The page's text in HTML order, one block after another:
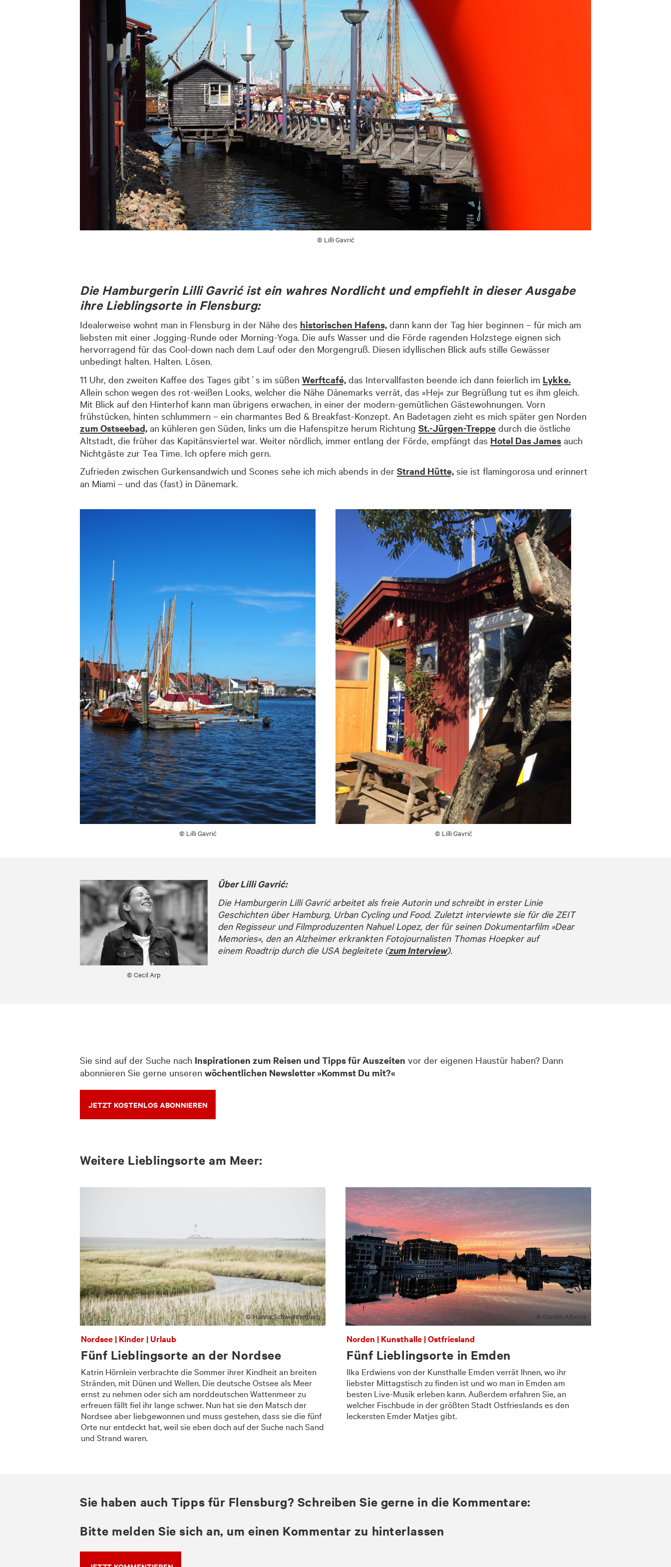
© Lilli Gavrić
Die Hamburgerin Lilli Gavrić ist ein wahres Nordlicht und empfiehlt in dieser Ausgabe
ihre Lieblingsorte in Flensburg:
Idealerweise wohnt man in Flensburg in der Nähe des historischen Hafens, dann kann der Tag hier beginnen – für mich am
liebsten mit einer Jogging-Runde oder Morning-Yoga. Die aufs Wasser und die Förde ragenden Holzstege eignen sich
hervorragend für das Cool-down nach dem Lauf oder den Morgengruß. Diesen idyllischen Blick aufs stille Gewässer
unbedingt halten. Halten. Lösen.
11 Uhr, den zweiten Kaffee des Tages gibt´s im süßen Werftcafé, das Intervallfasten beende ich dann feierlich im Lykke.
Allein schon wegen des rot-weißen Looks, welcher die Nähe Dänemarks verrät, das »Hej« zur Begrüßung tut es ihm gleich.
Mit Blick auf den Hinterhof kann man übrigens erwachen, in einer der modern-gemütlichen Gästewohnungen. Vorn
frühstücken, hinten schlummern – ein charmantes Bed & Breakfast-Konzept. An Badetagen zieht es mich später gen Norden
zum Ostseebad, an kühleren gen Süden, links um die Hafenspitze herum Richtung St.-Jürgen-Treppe durch die östliche
Altstadt, die früher das Kapitänsviertel war. Weiter nördlich, immer entlang der Förde, empfängt das Hotel Das James auch
Nichtgäste zur Tea Time. Ich opfere mich gern.
Zufrieden zwischen Gurkensandwich und Scones sehe ich mich abends in der Strand Hütte, sie ist flamingorosa und erinnert
an Miami – und das (fast) in Dänemark.
© Lilli Gavrić © Lilli Gavrić
© Cecil Arp
Über Lilli Gavrić:
Die Hamburgerin Lilli Gavrić arbeitet als freie Autorin und schreibt in erster Linie
Geschichten über Hamburg, Urban Cycling und Food. Zuletzt interviewte sie für die ZEIT
den Regisseur und Filmproduzenten Nahuel Lopez, der für seinen Dokumentarfilm »Dear
Memories«, den an Alzheimer erkrankten Fotojournalisten Thomas Hoepker auf
einem Roadtrip durch die USA begleitete (zum Interview).
Sie sind auf der Suche nach Inspirationen zum Reisen und Tipps für Auszeiten vor der eigenen Haustür haben? Dann
abonnieren Sie gerne unseren wöchentlichen Newsletter »Kommst Du mit?«
JETZT KOSTENLOS ABONNIEREN
Wei­te­re Lieb­lings­or­te am Meer:
© Hanna Schwichtenberg
Nordsee | Kinder | Urlaub
Fünf Lieblingsorte an der Nordsee
Katrin Hörnlein verbrachte die Sommer ihrer Kindheit an breiten
Stränden, mit Dünen und Wellen. Die deutsche Ostsee als Meer
ernst zu nehmen oder sich am nord­deutschen Wattenmeer zu
erfreuen fällt fiel ihr lange schwer. Nun hat sie den Matsch der
Nordsee aber liebgewonnen und muss gestehen, dass sie die fünf
Orte nur entdeckt hat, weil sie eben doch auf der Suche nach Sand
und Strand waren.
© Carolin Alberts
Norden | Kunsthalle | Ostfriesland
Fünf Lieblingsorte in Emden
Ilka Erdwiens von der Kunsthalle Emden verrät Ihnen, wo ihr
liebster Mittagstisch zu finden ist und wo man in Emden am
besten Live-Musik erleben kann. Außerdem erfahren Sie, an
welcher Fischbude in der größten Stadt Ostfrieslands es den
leckersten Emder Matjes gibt.
Sie haben auch Tipps für Flensburg? Schreiben Sie gerne in die Kommentare:
Bitte melden Sie sich an, um einen Kommentar zu hinterlassen